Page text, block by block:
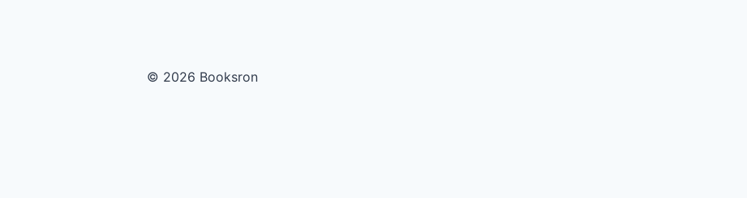
© 2026 Booksron